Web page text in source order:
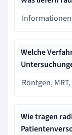
Welche
Röntgen,
Wie tragen